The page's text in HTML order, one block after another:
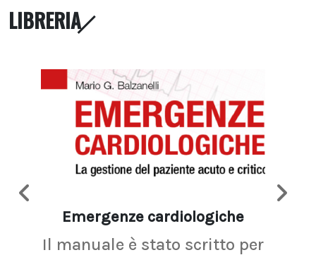
LIBRERIA
Emergenze cardiologiche
Il manuale è stato scritto per